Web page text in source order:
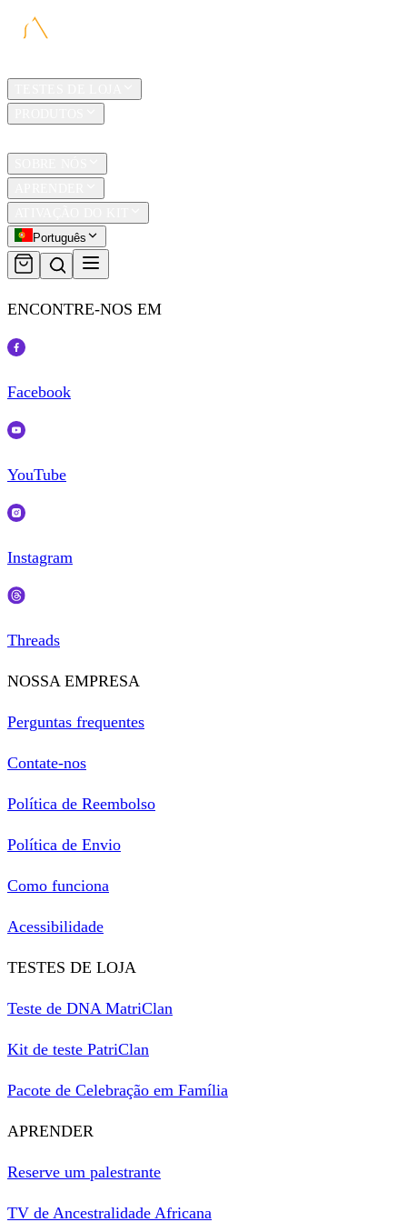
Português
ENCONTRE-NOS EM
Facebook
YouTube
Instagram
Threads
NOSSA EMPRESA
Perguntas frequentes
Contate-nos
Política de Reembolso
Política de Envio
Como funciona
Acessibilidade
TESTES DE LOJA
Teste de DNA MatriClan
Kit de teste PatriClan
Pacote de Celebração em Família
APRENDER
Reserve um palestrante
TV de Ancestralidade Africana